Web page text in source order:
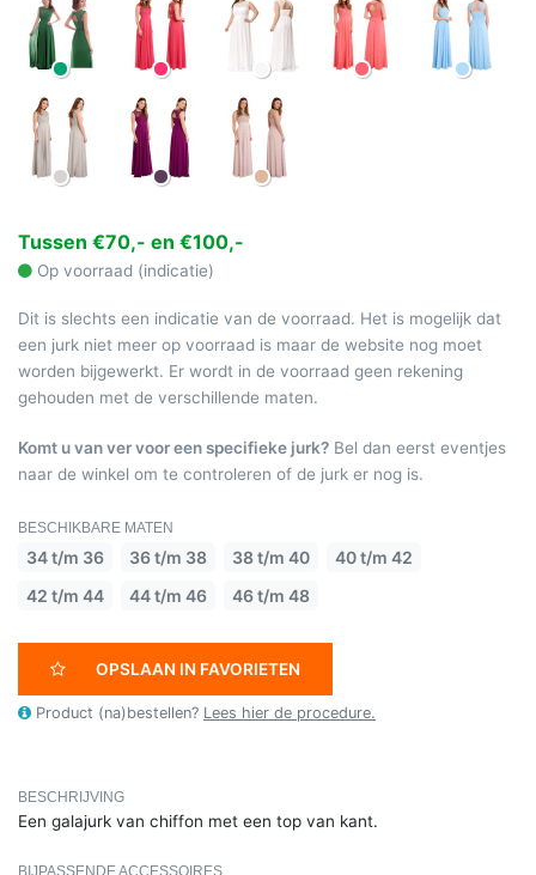
Tussen €70,- en €100,-
Op voorraad (indicatie)
Dit is slechts een indicatie van de voorraad. Het is mogelijk dat
een jurk niet meer op voorraad is maar de website nog moet
worden bijgewerkt. Er wordt in de voorraad geen rekening
gehouden met de verschillende maten.
Komt u van ver voor een specifieke jurk? Bel dan eerst eventjes
naar de winkel om te controleren of de jurk er nog is.
BESCHIKBARE MATEN
34 t/m 36 36 t/m 38 38 t/m 40
40 t/m 42
42 t/m 44
44 t/m 46 46 t/m 48
OPSLAAN IN FAVORIETEN
Product (na)bestellen? Lees hier de procedure.
BESCHRIJVING
Een galajurk van chiffon met een top van kant.
BIJPASSENDE ACCESSOIRES